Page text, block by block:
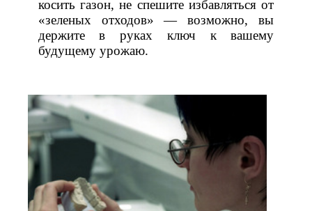
косить газон, не спешите избавляться от
«зеленых отходов» — возможно, вы
держите в руках ключ к вашему
будущему урожаю.